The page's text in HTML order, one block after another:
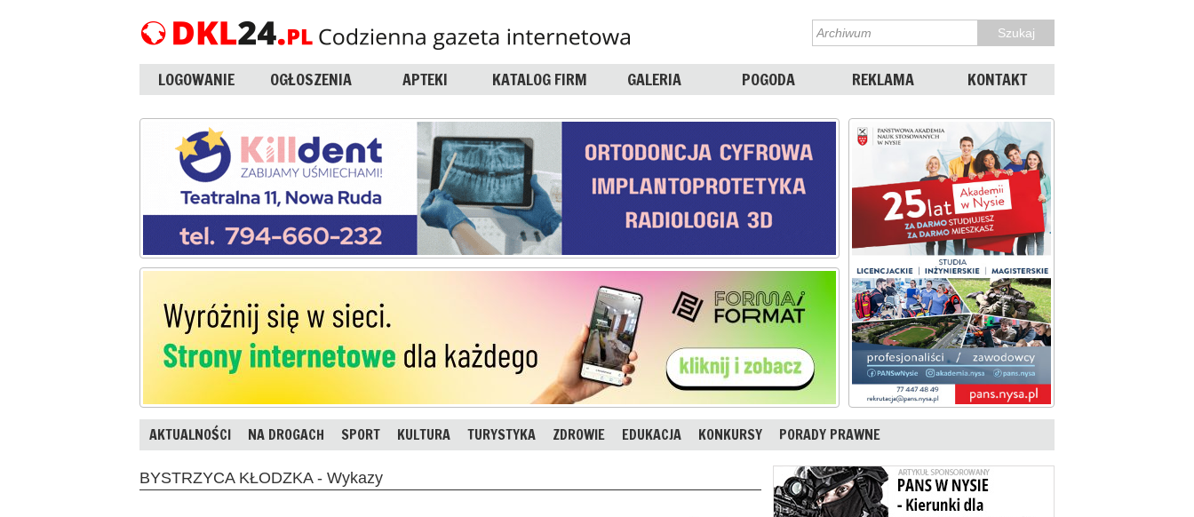
LOGOWANIE OGŁOSZENIA APTEKI KATALOG FIRM GALERIA POGODA REKLAMA KONTAKT
AKTUALNOŚCI NA DROGACH SPORT KULTURA TURYSTYKA ZDROWIE EDUKACJA KONKURSY PORADY PRAWNE
BYSTRZYCA KŁODZKA - Wykazy